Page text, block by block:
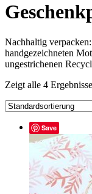
Nachhaltig
handgezeichneten
ungestrichenen
Zeigt alle 4 Ergebnisse
Save